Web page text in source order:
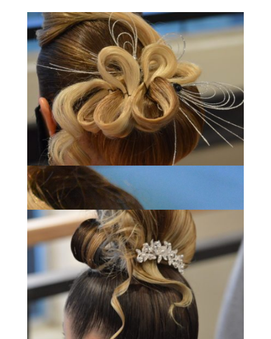
Espace Bel Air – Chignon MAF national 2020